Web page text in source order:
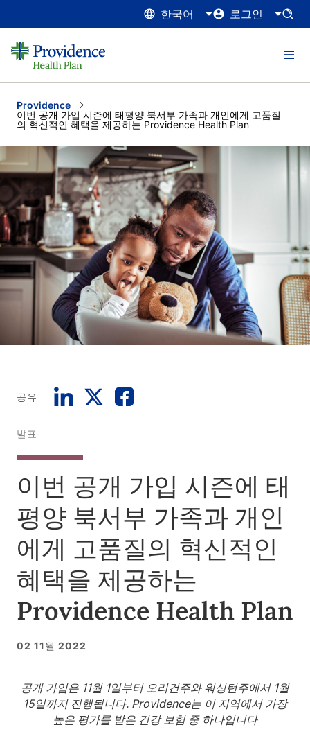
한국어 로그인
Providence
Current:
이번 공개 가입 시즌에 태평양 북서부 가족과 개인에게 고품질
의 혁신적인 혜택을 제공하는 Providence Health Plan
공유
발표
이번 공개 가입 시즌에 태
평양 북서부 가족과 개인
에게 고품질의 혁신적인
혜택을 제공하는
Providence Health Plan
02 11월 2022
공개 가입은 11월 1일부터 오리건주와 워싱턴주에서 1월
15일까지 진행됩니다. Providence는 이 지역에서 가장
높은 평가를 받은 건강 보험 중 하나입니다